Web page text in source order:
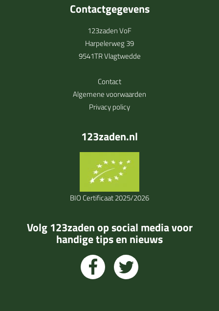
Contactgegevens
123zaden VoF
Harpelerweg 39
9541TR Vlagtwedde
Contact
Algemene voorwaarden
Privacy policy
123zaden.nl
BIO Certificaat 2025/2026
Volg 123zaden op social media voor
handige tips en nieuws